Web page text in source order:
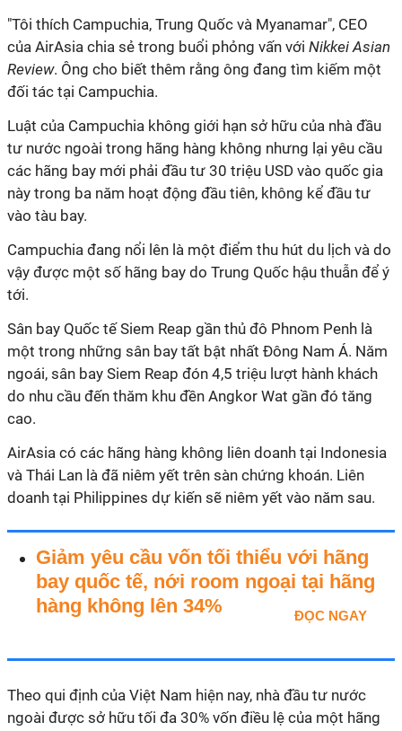
"Tôi thích Campuchia, Trung Quốc và Myanamar", CEO
của AirAsia chia sẻ trong buổi phỏng vấn với Nikkei Asian
Review. Ông cho biết thêm rằng ông đang tìm kiếm một
đối tác tại Campuchia.
Luật của Campuchia không giới hạn sở hữu của nhà đầu
tư nước ngoài trong hãng hàng không nhưng lại yêu cầu
các hãng bay mới phải đầu tư 30 triệu USD vào quốc gia
này trong ba năm hoạt động đầu tiên, không kể đầu tư
vào tàu bay.
Campuchia đang nổi lên là một điểm thu hút du lịch và do
vậy được một số hãng bay do Trung Quốc hậu thuẫn để ý
tới.
Sân bay Quốc tế Siem Reap gần thủ đô Phnom Penh là
một trong những sân bay tất bật nhất Đông Nam Á. Năm
ngoái, sân bay Siem Reap đón 4,5 triệu lượt hành khách
do nhu cầu đến thăm khu đền Angkor Wat gần đó tăng
cao.
AirAsia có các hãng hàng không liên doanh tại Indonesia
và Thái Lan là đã niêm yết trên sàn chứng khoán. Liên
doanh tại Philippines dự kiến sẽ niêm yết vào năm sau.
Giảm yêu cầu vốn tối thiểu với hãng
bay quốc tế, nới room ngoại tại hãng
hàng không lên 34%
ĐỌC NGAY
Theo qui định của Việt Nam hiện nay, nhà đầu tư nước
ngoài được sở hữu tối đa 30% vốn điều lệ của một hãng